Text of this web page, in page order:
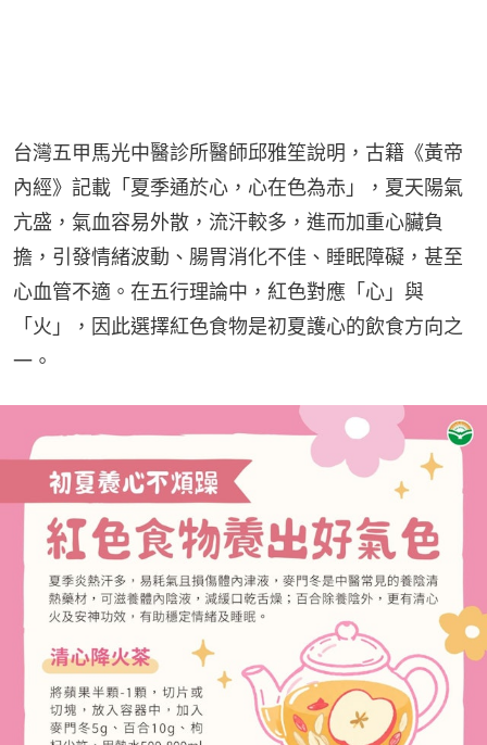
台灣五甲馬光中醫診所醫師邱雅笙說明，古籍《黃帝
內經》記載「夏季通於心，心在色為赤」，夏天陽氣
亢盛，氣血容易外散，流汗較多，進而加重心臟負
擔，引發情緒波動、腸胃消化不佳、睡眠障礙，甚至
心血管不適。在五行理論中，紅色對應「心」與
「火」，因此選擇紅色食物是初夏護心的飲食方向之
一。